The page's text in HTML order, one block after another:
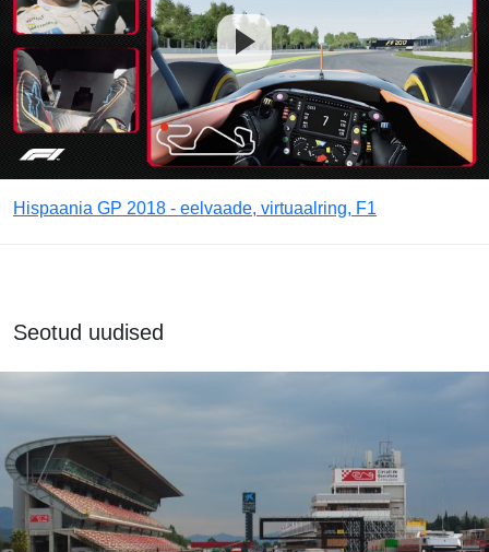
Hispaania GP 2018 - eelvaade, virtuaalring, F1
Seotud uudised